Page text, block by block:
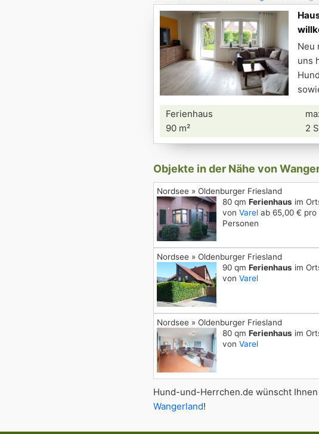
Neu
uns
Ferienhaus
90 m²
2
Objekte in der Nähe von
Nordsee » Oldenburger Friesland
80 qm Ferienhaus im
von Varel ab 65,00 €
Personen
Nordsee » Oldenburger Friesland
90 qm Ferienhaus im
von Varel
Nordsee » Oldenburger Friesland
80 qm Ferienhaus im
von Varel
Hund-und-Herrchen.de wünscht
Wangerland!